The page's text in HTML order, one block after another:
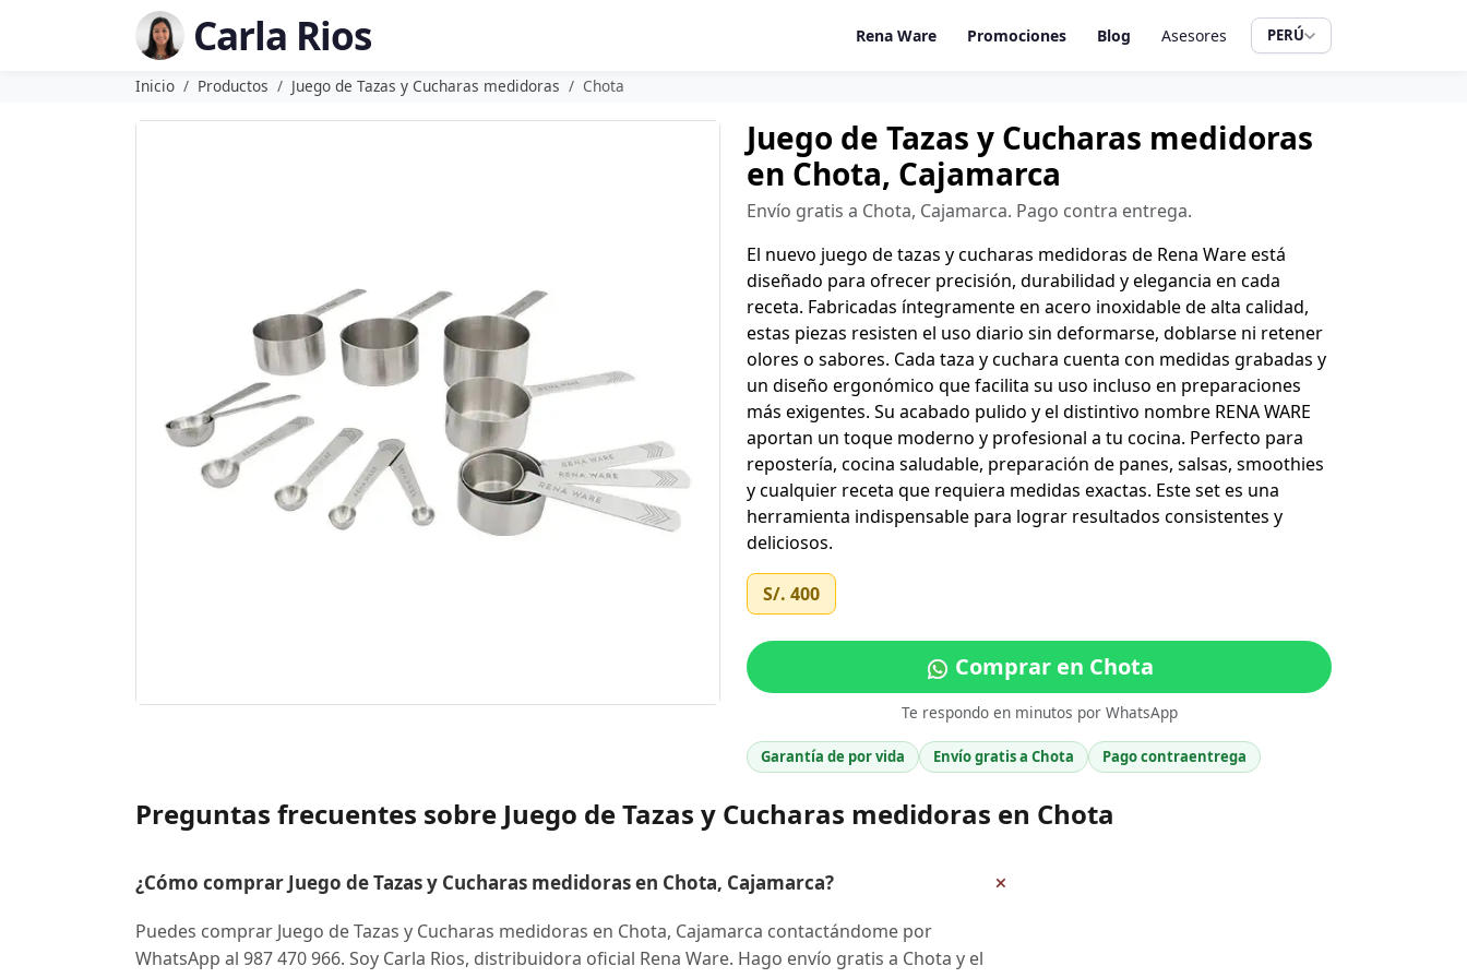
Carla Rios Rena Ware Promociones Blog Asesores PERÚ
Inicio Productos Juego de Tazas y Cucharas medidoras Chota
Juego de Tazas y Cucharas medidoras
en Chota, Cajamarca
Envío gratis a Chota, Cajamarca. Pago contra entrega.
El nuevo juego de tazas y cucharas medidoras de Rena Ware está
diseñado para ofrecer precisión, durabilidad y elegancia en cada
receta. Fabricadas íntegramente en acero inoxidable de alta calidad,
estas piezas resisten el uso diario sin deformarse, doblarse ni retener
olores o sabores. Cada taza y cuchara cuenta con medidas grabadas y
un diseño ergonómico que facilita su uso incluso en preparaciones
más exigentes. Su acabado pulido y el distintivo nombre RENA WARE
aportan un toque moderno y profesional a tu cocina. Perfecto para
repostería, cocina saludable, preparación de panes, salsas, smoothies
y cualquier receta que requiera medidas exactas. Este set es una
herramienta indispensable para lograr resultados consistentes y
deliciosos.
S/. 400
Comprar en Chota
Te respondo en minutos por WhatsApp
Garantía de por vida Envío gratis a Chota Pago contraentrega
Preguntas frecuentes sobre Juego de Tazas y Cucharas medidoras en Chota
¿Cómo comprar Juego de Tazas y Cucharas medidoras en Chota, Cajamarca? +
Puedes comprar Juego de Tazas y Cucharas medidoras en Chota, Cajamarca contactándome por
WhatsApp al 987 470 966. Soy Carla Rios, distribuidora oficial Rena Ware. Hago envío gratis a Chota y el